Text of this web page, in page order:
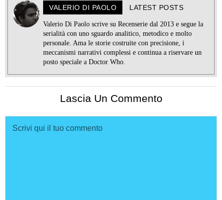
VALERIO DI PAOLO LATEST POSTS
Valerio Di Paolo scrive su Recenserie dal 2013 e segue la
serialità con uno sguardo analitico, metodico e molto
personale. Ama le storie costruite con precisione, i
meccanismi narrativi complessi e continua a riservare un
posto speciale a Doctor Who.
Lascia Un Commento